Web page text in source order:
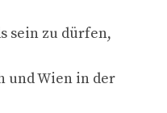
sein zu dürfen,
und Wien in der